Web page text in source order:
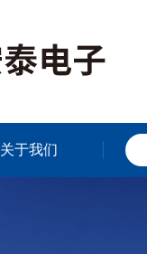
关于我们